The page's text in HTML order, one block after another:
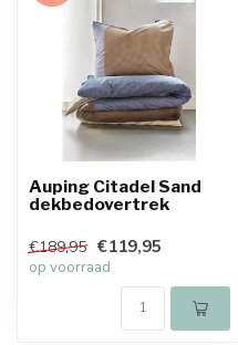
Auping Citadel Sand
dekbedovertrek
€189,95 €119,95
op voorraad